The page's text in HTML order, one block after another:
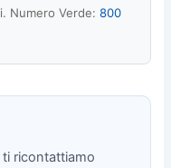
Numero Verde:800
ricontattiamo